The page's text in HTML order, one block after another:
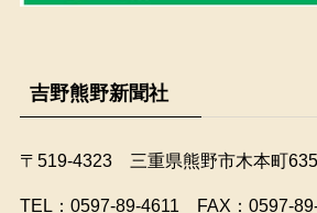
吉野熊野新聞社
〒519-4323 三重県熊野市木本町
​TEL：0597-89-4611 FAX：0597-